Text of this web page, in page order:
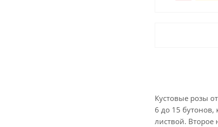
Кустовые розы
6 до 15 бутонов,
листвой. Второе